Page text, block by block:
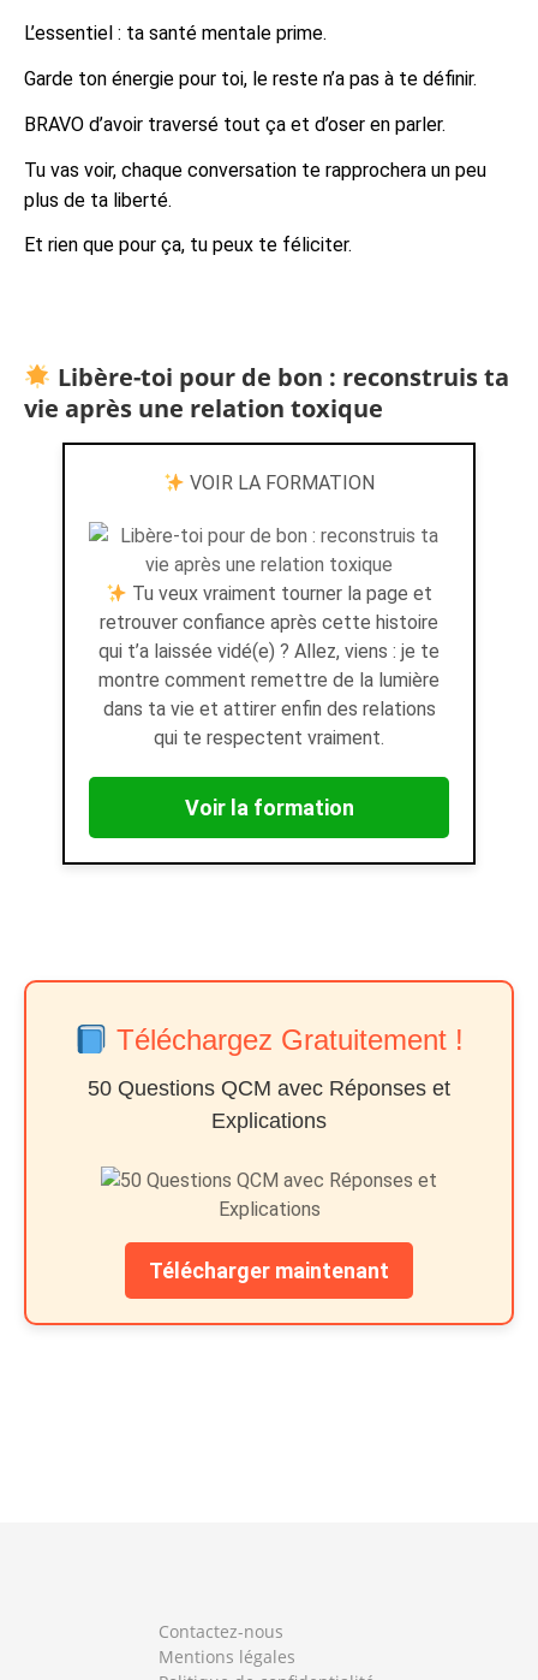
L’essentiel : ta santé mentale prime.
Garde ton énergie pour toi, le reste n’a pas à te définir.
BRAVO d’avoir traversé tout ça et d’oser en parler.
Tu vas voir, chaque conversation te rapprochera un peu
plus de ta liberté.
Et rien que pour ça, tu peux te féliciter.
Libère-toi pour de bon : reconstruis ta
vie après une relation toxique
VOIR LA FORMATION
Tu veux vraiment tourner la page et
retrouver confiance après cette histoire
qui t’a laissée vidé(e) ? Allez, viens : je te
montre comment remettre de la lumière
dans ta vie et attirer enfin des relations
qui te respectent vraiment.
Voir la formation
Téléchargez Gratuitement !
50 Questions QCM avec Réponses et
Explications
Télécharger maintenant
Contactez-nous
Mentions légales